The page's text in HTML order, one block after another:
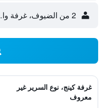
2 من الضيوف، غرفة واحدة
غرفة كينج، نوع السرير غير
معروف